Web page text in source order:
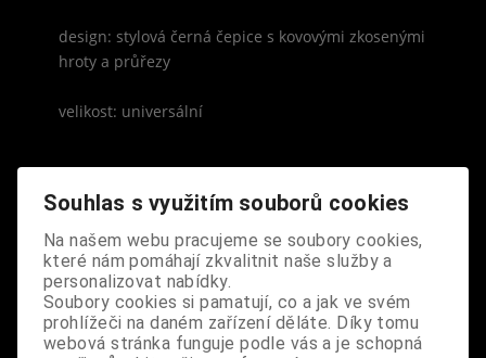
design: stylová černá čepice s kovovými zkosenými
hroty a průřezy
velikost: universální
S výrobkem se také prodává
Souhlas s využitím souborů cookies
Na našem webu pracujeme se soubory cookies,
které nám pomáhají zkvalitnit naše služby a
personalizovat nabídky.
Soubory cookies si pamatují, co a jak ve svém
prohlížeči na daném zařízení děláte. Díky tomu
webová stránka funguje podle vás a je schopná